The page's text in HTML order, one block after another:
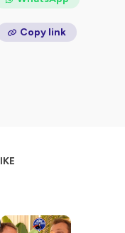
Copy link